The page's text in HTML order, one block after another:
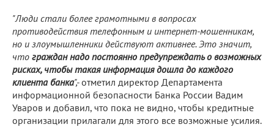
"Люди стали более грамотными в вопросах
противодействия телефонным и интернет-мошенникам,
но и злоумышленники действуют активнее. Это значит,
что граждан надо постоянно предупреждать о возможных
рисках, чтобы такая информация дошла до каждого
клиента банка",-отметил директор Департамента
информационной безопасности Банка России Вадим
Уваров и добавил, что пока не видно, чтобы кредитные
организации прилагали для этого все возможные усилия.